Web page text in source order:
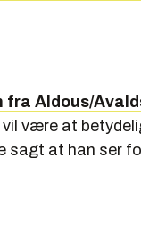
fra Aldous/
være at
sagt at han ser